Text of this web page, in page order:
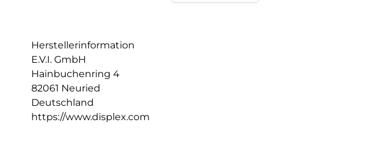
Herstellerinformation
E.V.I. GmbH
Hainbuchenring 4
82061 Neuried
Deutschland
https://www.displex.com